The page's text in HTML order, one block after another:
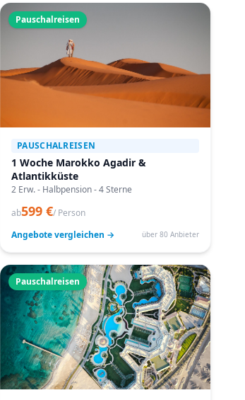
Pauschalreisen
PAUSCHALREISEN
1 Woche Marokko Agadir &
Atlantikküste
2 Erw. - Halbpension - 4 Sterne
ab599 €/ Person
Angebote vergleichen →
über 80 Anbieter
Pauschalreisen